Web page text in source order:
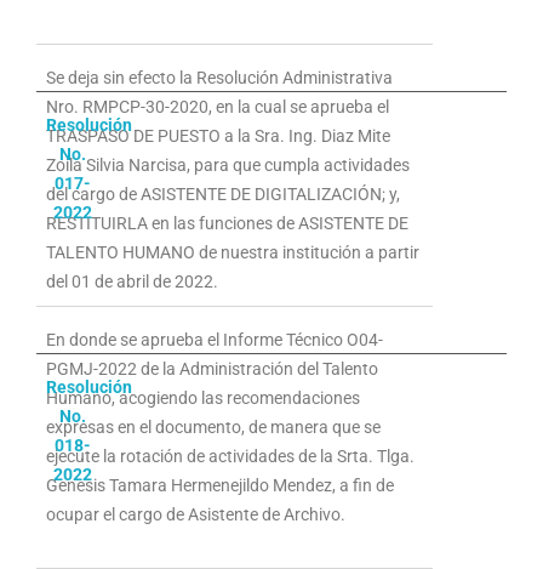
Se deja sin efecto la Resolución Administrativa
Nro. RMPCP-30-2020, en la cual se aprueba el
TRASPASO DE PUESTO a la Sra. Ing. Diaz Mite
Zoila Silvia Narcisa, para que cumpla actividades
del cargo de ASISTENTE DE DIGITALIZACIÓN; y,
RESTITUIRLA en las funciones de ASISTENTE DE
TALENTO HUMANO de nuestra institución a partir
del 01 de abril de 2022.
Resolución
No.
017-
2022
En donde se aprueba el Informe Técnico O04-
PGMJ-2022 de la Administración del Talento
Humano, acogiendo las recomendaciones
expresas en el documento, de manera que se
ejecute la rotación de actividades de la Srta. Tlga.
Genesis Tamara Hermenejildo Mendez, a fin de
ocupar el cargo de Asistente de Archivo.
Resolución
No.
018-
2022